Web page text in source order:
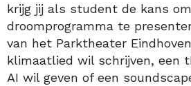
krijg jij als student de kans
droomprogramma te
van het Parktheater
klimaatlied wil schrijven, een
AI wil geven of een